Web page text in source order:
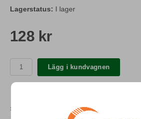
Lagerstatus: I lager
128 kr
Lägg i kundvagnen
SPECIFIKATION